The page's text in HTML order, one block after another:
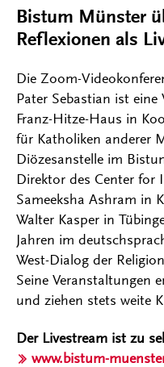
Bistum Münster
Reflexionen als
Die Zoom-
Pater Sebastian ist
Franz-Hitze-Haus in
für Katholiken anderer
Diözesanstelle im
Direktor des Center for
Sameeksha Ashram in
Walter Kasper in
Jahren im
West-Dialog der
Seine Veranstaltungen
und ziehen stets weite
Der Livestream ist zu
www.bistum-